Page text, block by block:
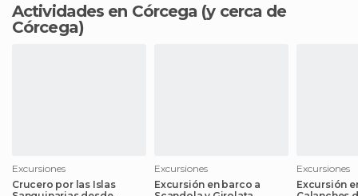
Actividades en Córcega (y cerca de
Córcega)
Excursiones
Crucero por las Islas
Excursiones
Excursión en barco a
Excursiones
Excursión